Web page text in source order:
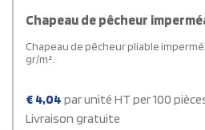
Chapeau de pêcheur
Chapeau de pêcheur pliable
gr/m².
€ 4,04 par unité HT per 100
Livraison gratuite